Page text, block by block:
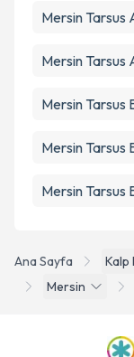
Ana Sayfa
Kalp
Mersin
Mersin Tarsus
Mersin Tarsus
Mersin Tarsus
Mersin
Mersin Tarsus